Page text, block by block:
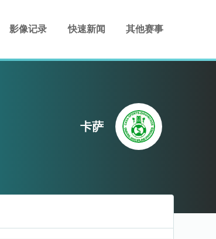
影像记录 快速新闻 其他赛事
卡萨